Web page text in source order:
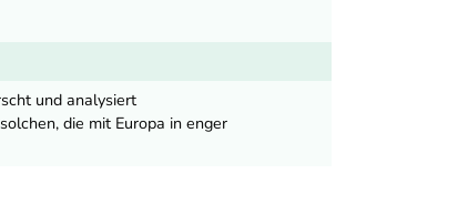
und analysiert
die mit Europa in enger